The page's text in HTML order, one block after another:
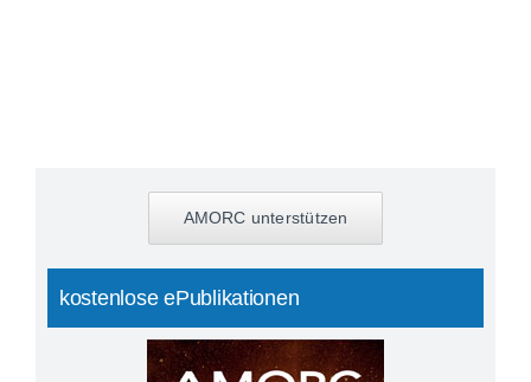
AMORC unterstützen
kostenlose ePublikationen